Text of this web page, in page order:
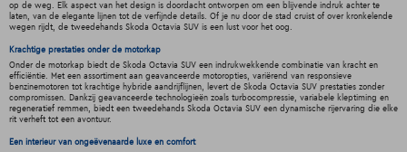
op de weg. Elk aspect van het design is doordacht ontworpen om een blijvende indruk achter te
laten, van de elegante lijnen tot de verfijnde details. Of je nu door de stad cruist of over kronkelende
wegen rijdt, de tweedehands Skoda Octavia SUV is een lust voor het oog.
Krachtige prestaties onder de motorkap
Onder de motorkap biedt de Skoda Octavia SUV een indrukwekkende combinatie van kracht en
efficiëntie. Met een assortiment aan geavanceerde motoropties, variërend van responsieve
benzinemotoren tot krachtige hybride aandrijflijnen, levert de Skoda Octavia SUV prestaties zonder
compromissen. Dankzij geavanceerde technologieën zoals turbocompressie, variabele kleptiming en
regeneratief remmen, biedt een tweedehands Skoda Octavia SUV een dynamische rijervaring die elke
rit verheft tot een avontuur.
Een interieur van ongeëvenaarde luxe en comfort